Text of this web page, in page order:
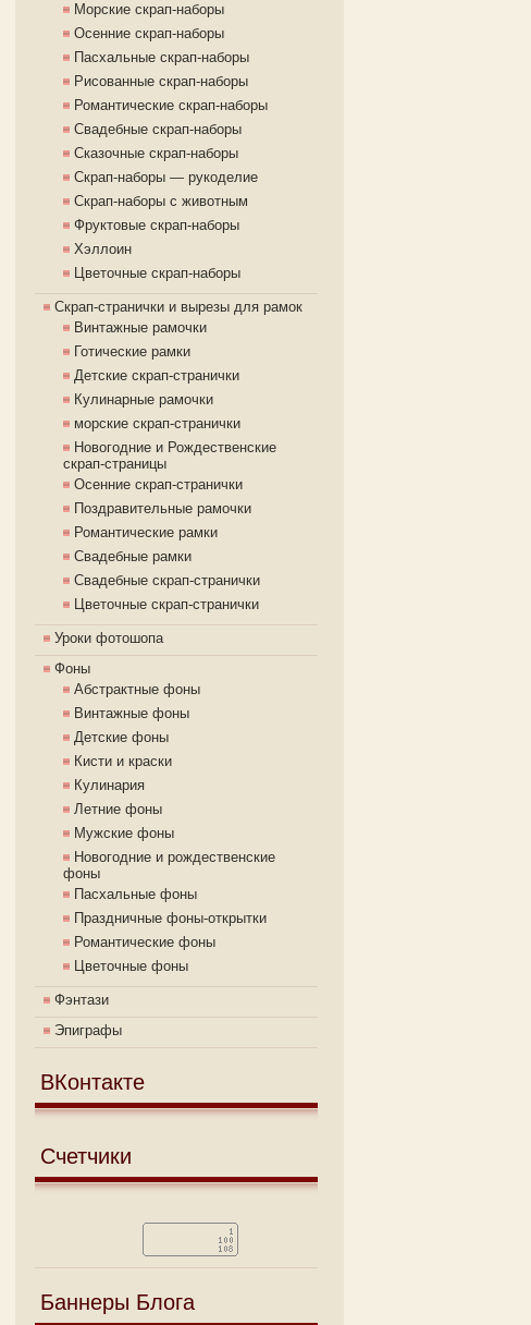
Морские скрап-наборы
Осенние скрап-наборы
Пасхальные скрап-наборы
Рисованные скрап-наборы
Романтические скрап-наборы
Свадебные скрап-наборы
Сказочные скрап-наборы
Скрап-наборы — рукоделие
Скрап-наборы с животным
Фруктовые скрап-наборы
Хэллоин
Цветочные скрап-наборы
Скрап-странички и вырезы для рамок
Винтажные рамочки
Готические рамки
Детские скрап-странички
Кулинарные рамочки
морские скрап-странички
Новогодние и Рождественские
скрап-страницы
Осенние скрап-странички
Поздравительные рамочки
Романтические рамки
Свадебные рамки
Свадебные скрап-странички
Цветочные скрап-странички
Уроки фотошопа
Фоны
Абстрактные фоны
Винтажные фоны
Детские фоны
Кисти и краски
Кулинария
Летние фоны
Мужские фоны
Новогодние и рождественские
фоны
Пасхальные фоны
Праздничные фоны-открытки
Романтические фоны
Цветочные фоны
Фэнтази
Эпиграфы
ВКонтакте
Счетчики
Баннеры Блога